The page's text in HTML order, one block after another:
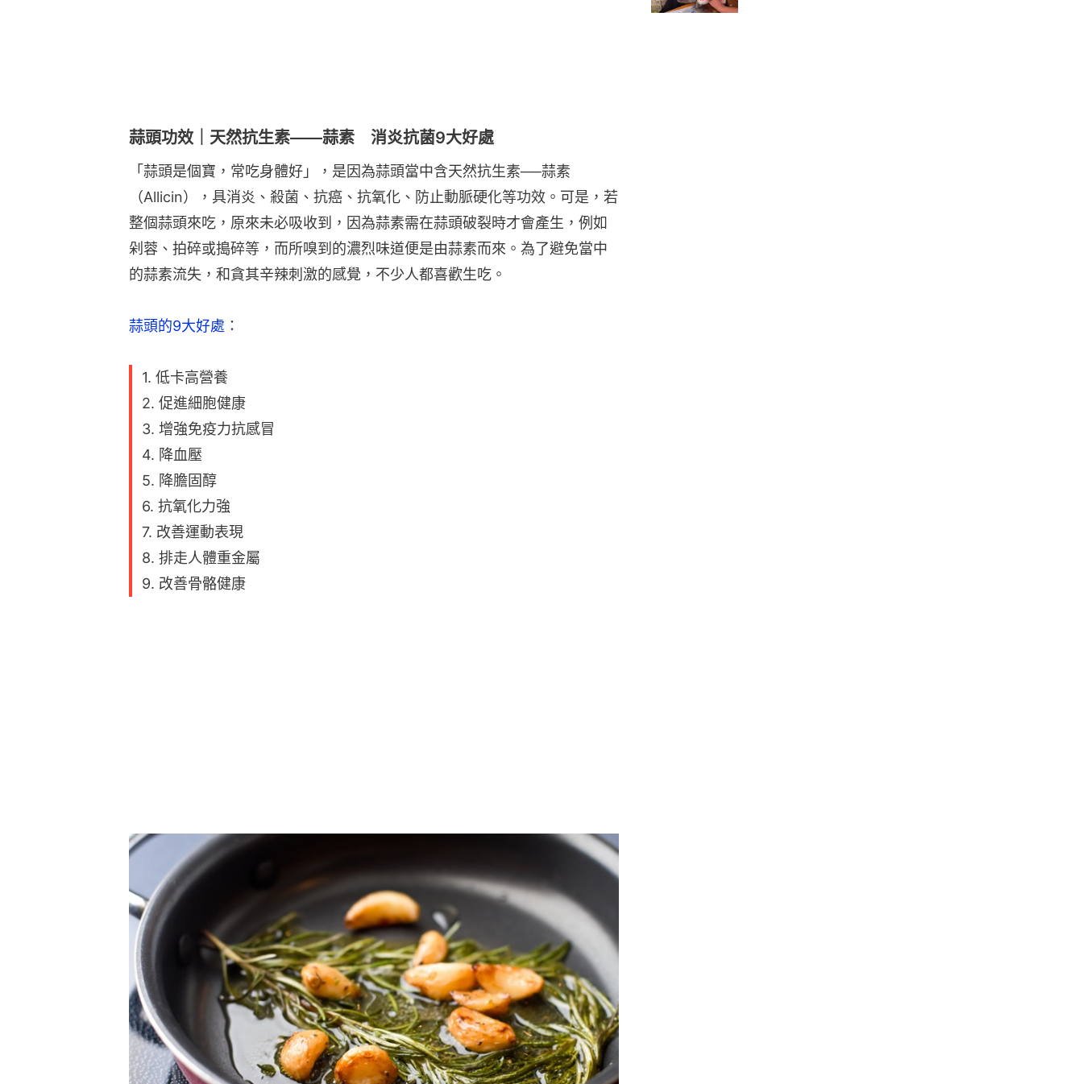
蒜頭功效｜天然抗生素——蒜素 消炎抗菌9大好處
「蒜頭是個寶，常吃身體好」，是因為蒜頭當中含天然抗生素──蒜素
（Allicin），具消炎、殺菌、抗癌、抗氧化、防止動脈硬化等功效。可是，若
整個蒜頭來吃，原來未必吸收到，因為蒜素需在蒜頭破裂時才會產生，例如
剁蓉、拍碎或搗碎等，而所嗅到的濃烈味道便是由蒜素而來。為了避免當中
的蒜素流失，和貪其辛辣刺激的感覺，不少人都喜歡生吃。
蒜頭的9大好處 ：
1. 低卡高營養
2. 促進細胞健康
3. 增強免疫力抗感冒
4. 降血壓
5. 降膽固醇
6. 抗氧化力強
7. 改善運動表現
8. 排走人體重金屬
9. 改善骨骼健康